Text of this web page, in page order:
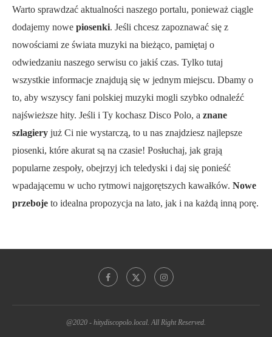
Warto sprawdzać aktualności naszego portalu, ponieważ ciągle
dodajemy nowe piosenki. Jeśli chcesz zapoznawać się z
nowościami ze świata muzyki na bieżąco, pamiętaj o
odwiedzaniu naszego serwisu co jakiś czas. Tylko tutaj
wszystkie informacje znajdują się w jednym miejscu. Dbamy o
to, aby wszyscy fani polskiej muzyki mogli szybko odnaleźć
najświeższe hity. Jeśli i Ty kochasz Disco Polo, a znane
szlagiery już Ci nie wystarczą, to u nas znajdziesz najlepsze
piosenki, które akurat są na czasie! Posłuchaj, jak grają
popularne zespoły, obejrzyj ich teledyski i daj się ponieść
wpadającemu w ucho rytmowi najgorętszych kawałków. Nowe
przeboje to idealna propozycja na lato, jak i na każdą inną porę.
@2020 - hitydiscopolo.local. All Right Reserved.